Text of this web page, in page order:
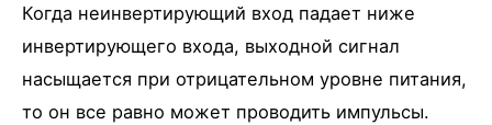
Когда неинвертирующий вход падает ниже
инвертирующего входа, выходной сигнал
насыщается при отрицательном уровне питания,
то он все равно может проводить импульсы.